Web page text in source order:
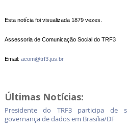
Esta notícia foi visualizada 1879 vezes.
Assessoria de Comunicação Social do TRF3
Email: acom@trf3.jus.br
Últimas Notícias:
Presidente do TRF3 participa de
governança de dados em Brasília/DF